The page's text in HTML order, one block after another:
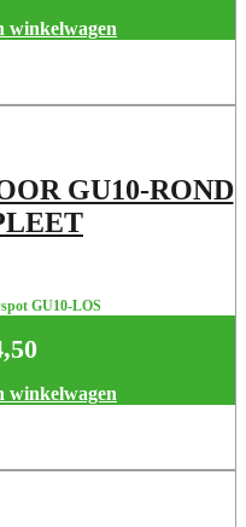
winkelwagen
GU10-ROND
GU10-LOS
winkelwagen